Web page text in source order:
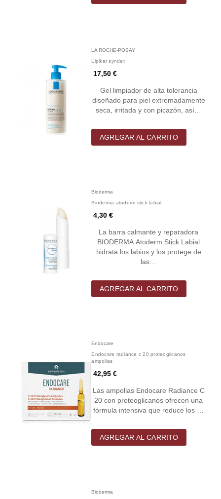
LA ROCHE-POSAY
Lipikar syndet
17,50 €
Gel limpiador de alta tolerancia
diseñado para piel extremadamente
seca, irritada y con picazón, así…
AGREGAR AL CARRITO
Bioderma
Bioderma atoderm stick labial
4,30 €
La barra calmante y reparadora
BIODERMA Atoderm Stick Labial
hidrata los labios y los protege de
las…
AGREGAR AL CARRITO
Endocare
Endocare radiance c 20 proteoglicanos
ampollas
42,95 €
Las ampollas Endocare Radiance C
20 con proteoglicanos ofrecen una
fórmula intensiva que reduce los …
AGREGAR AL CARRITO
Bioderma